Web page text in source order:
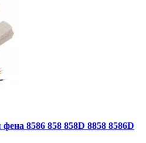
8586 858 858D 8858 8586D